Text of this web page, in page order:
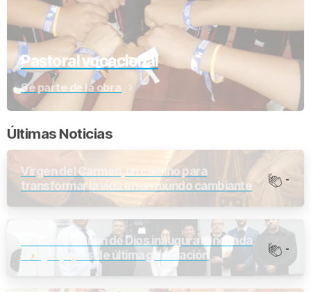
Pastoral vocacional
Sé parte de la obra
Últimas Noticias
Virgen del Carmen, un camino para
transformar la vida en un mundo cambiante
-
Clínica San Juan de Dios inaugura renovada
UCI y Equipos de última generación
-